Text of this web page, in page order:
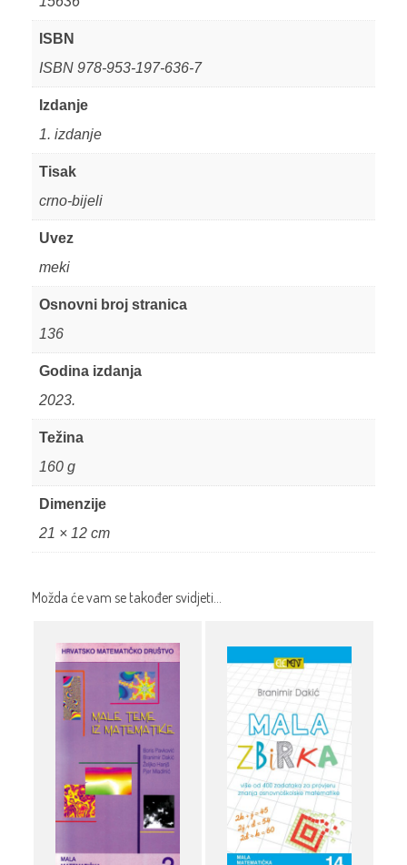
ISBN
ISBN 978-953-197-636-7
Izdanje
1. izdanje
Tisak
crno-bijeli
Uvez
meki
Osnovni broj stranica
136
Godina izdanja
2023.
Težina
160 g
Dimenzije
21 × 12 cm
Možda će vam se također svidjeti…